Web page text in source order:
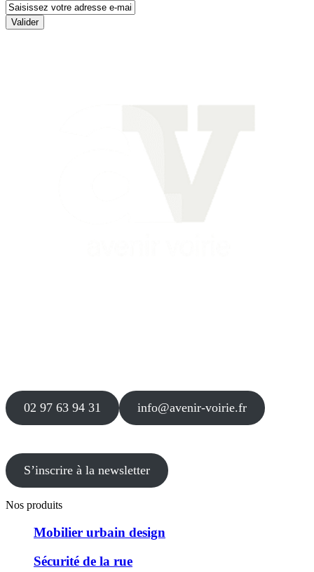
Valider
02 97 63 94 31 info@avenir-voirie.fr
S’inscrire à la newsletter
Nos produits
Mobilier urbain design
Sécurité de la rue